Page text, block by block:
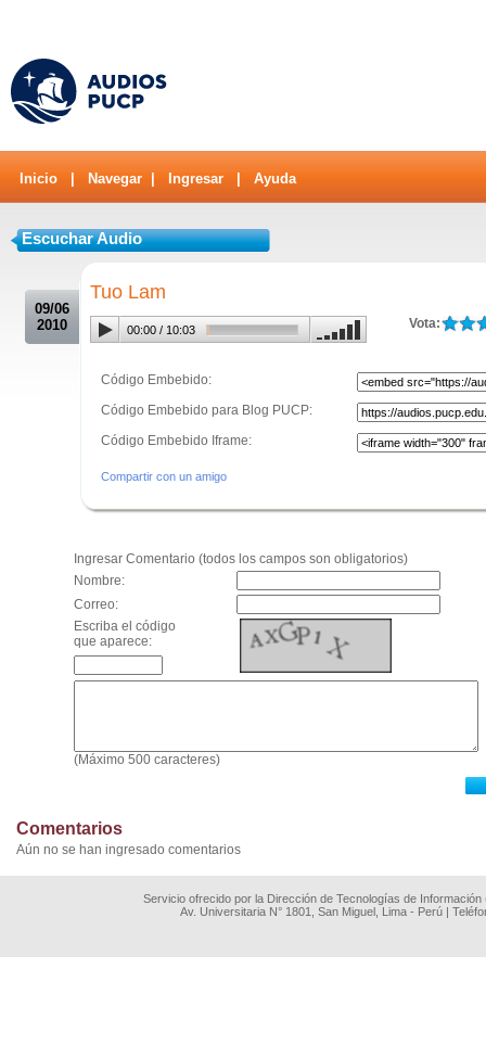
Inicio Navegar Ingresar Ayuda
Escuchar Audio
09/06
2010
Tuo Lam
Vota:
00:00 / 10:03
Código Embebido:
Código Embebido para Blog PUCP:
Código Embebido Iframe:
Compartir con un amigo
Ingresar Comentario (todos los campos son obligatorios)
Nombre:
Correo:
Escriba el código
que aparece:
(Máximo 500 caracteres)
Comentarios
Aún no se han ingresado comentarios
Servicio ofrecido por la Dirección de Tecnologías de
Av. Universitaria N° 1801, San Miguel, Lima - Perú |